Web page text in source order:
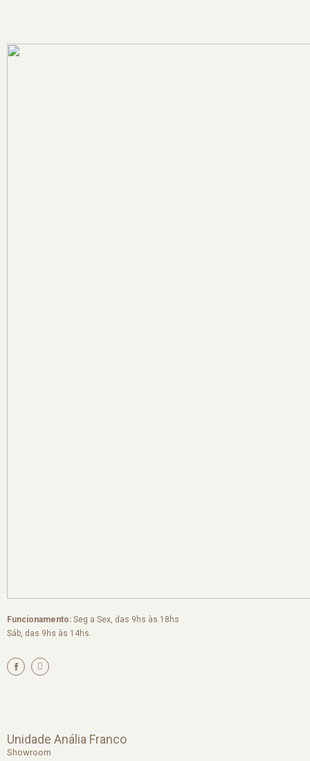
Funcionamento: Seg a Sex, das 9hs às 18hs
Sáb, das 9hs às 14hs.
I
n
s
m
Unidade Anália Franco
Showroom